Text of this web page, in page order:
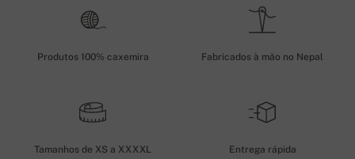
Produtos 100% caxemira Fabricados à mão no Nepal
Tamanhos de XS a XXXXL Entrega rápida